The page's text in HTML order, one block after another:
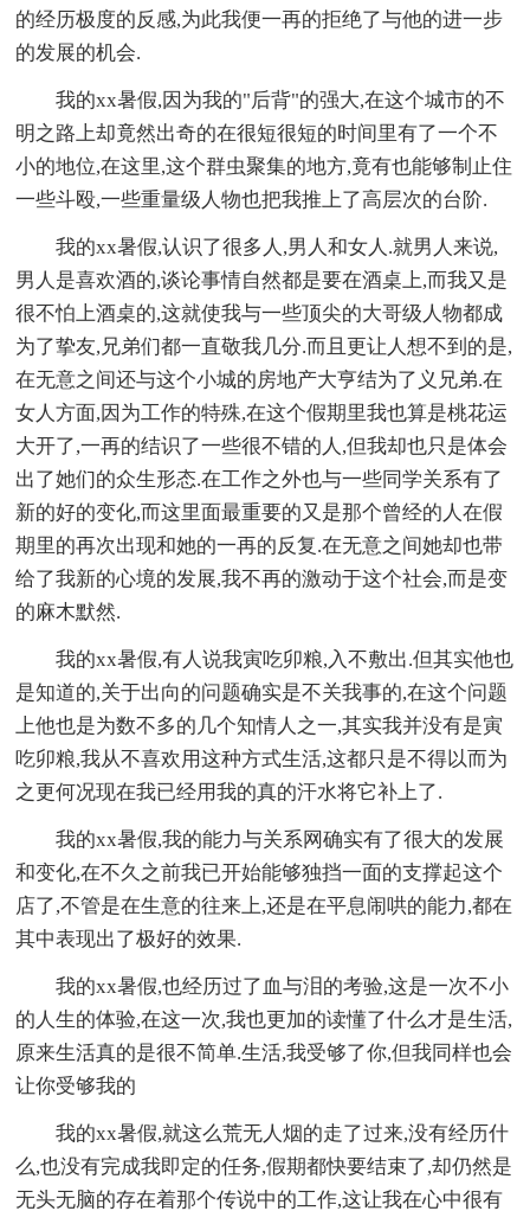
的经历极度的反感,为此我便一再的拒绝了与他的进一步
的发展的机会.
我的xx暑假,因为我的"后背"的强大,在这个城市的不
明之路上却竟然出奇的在很短很短的时间里有了一个不
小的地位,在这里,这个群虫聚集的地方,竟有也能够制止住
一些斗殴,一些重量级人物也把我推上了高层次的台阶.
我的xx暑假,认识了很多人,男人和女人.就男人来说,
男人是喜欢酒的,谈论事情自然都是要在酒桌上,而我又是
很不怕上酒桌的,这就使我与一些顶尖的大哥级人物都成
为了挚友,兄弟们都一直敬我几分.而且更让人想不到的是,
在无意之间还与这个小城的房地产大亨结为了义兄弟.在
女人方面,因为工作的特殊,在这个假期里我也算是桃花运
大开了,一再的结识了一些很不错的人,但我却也只是体会
出了她们的众生形态.在工作之外也与一些同学关系有了
新的好的变化,而这里面最重要的又是那个曾经的人在假
期里的再次出现和她的一再的反复.在无意之间她却也带
给了我新的心境的发展,我不再的激动于这个社会,而是变
的麻木默然.
我的xx暑假,有人说我寅吃卯粮,入不敷出.但其实他也
是知道的,关于出向的问题确实是不关我事的,在这个问题
上他也是为数不多的几个知情人之一,其实我并没有是寅
吃卯粮,我从不喜欢用这种方式生活,这都只是不得以而为
之更何况现在我已经用我的真的汗水将它补上了.
我的xx暑假,我的能力与关系网确实有了很大的发展
和变化,在不久之前我已开始能够独挡一面的支撑起这个
店了,不管是在生意的往来上,还是在平息闹哄的能力,都在
其中表现出了极好的效果.
我的xx暑假,也经历过了血与泪的考验,这是一次不小
的人生的体验,在这一次,我也更加的读懂了什么才是生活,
原来生活真的是很不简单.生活,我受够了你,但我同样也会
让你受够我的
我的xx暑假,就这么荒无人烟的走了过来,没有经历什
么,也没有完成我即定的任务,假期都快要结束了,却仍然是
无头无脑的存在着那个传说中的工作,这让我在心中很有